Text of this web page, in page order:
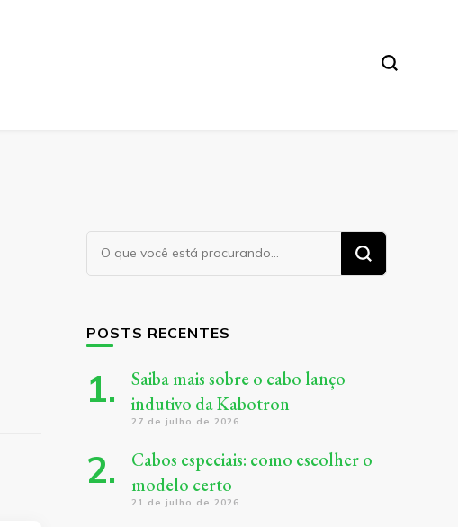
Procurando
algo?
POSTS RECENTES
Saiba mais sobre o cabo lanço
indutivo da Kabotron
27 de julho de 2026
Cabos especiais: como escolher o
modelo certo
21 de julho de 2026